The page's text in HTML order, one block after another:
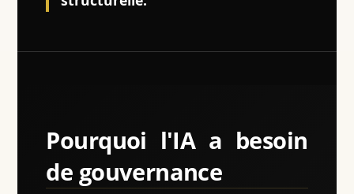
Pourquoi l'IA a besoin
de gouvernance